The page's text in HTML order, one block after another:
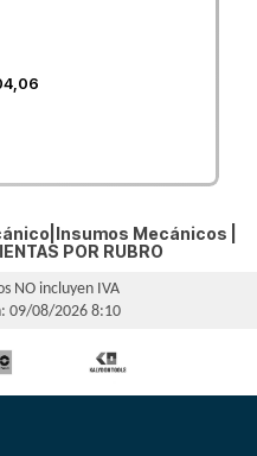
Mecánicos |
POR RUBRO
NO incluyen IVA
09/08/2026 8:10